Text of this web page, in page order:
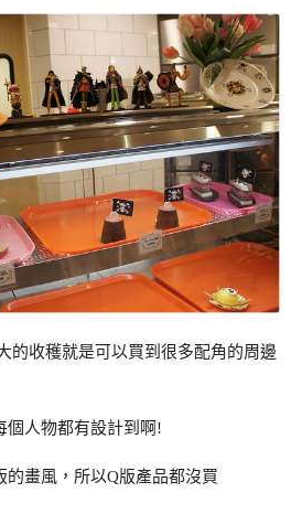
的收穫就是可以買到很多配角的周邊
個人物都有設計到啊!
的畫風，所以Q版產品都沒買